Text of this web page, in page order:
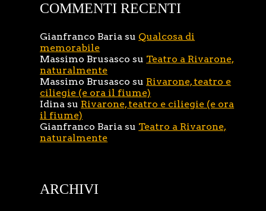
COMMENTI RECENTI
Gianfranco Baria su Qualcosa di
memorabile
Massimo Brusasco su Teatro a Rivarone,
naturalmente
Massimo Brusasco su Rivarone, teatro e
ciliegie (e ora il fiume)
Idina su Rivarone, teatro e ciliegie (e ora
il fiume)
Gianfranco Baria su Teatro a Rivarone,
naturalmente
ARCHIVI